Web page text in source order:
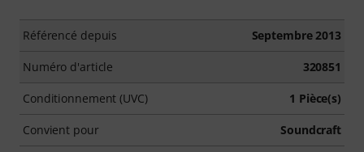
Référencé depuis Septembre 2013
Numéro d'article 320851
Conditionnement (UVC) 1 Pièce(s)
Convient pour Soundcraft